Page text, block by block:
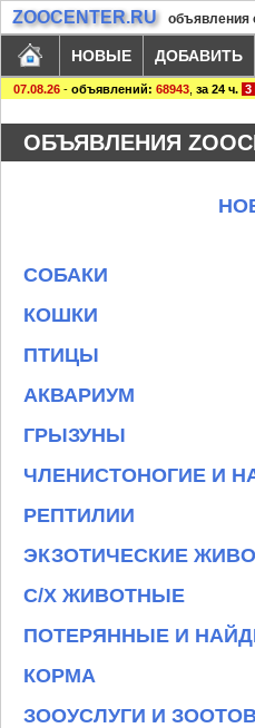
ZOOCENTER.RU объявления
НОВЫЕ ДОБАВИТЬ
07.08.26 - объявлений: 68943 за 24 ч. 3
ОБЪЯВЛЕНИЯ
СОБАКИ
КОШКИ
ПТИЦЫ
АКВАРИУМ
ГРЫЗУНЫ
ЧЛЕНИСТОНОГИЕ И
РЕПТИЛИИ
ЭКЗОТИЧЕСКИЕ
С/Х ЖИВОТНЫЕ
ПОТЕРЯННЫЕ И
КОРМА
ЗООУСЛУГИ И